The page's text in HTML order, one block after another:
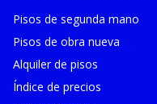
Pisos de segunda mano
Pisos de obra nueva
Alquiler de pisos
Índice de precios